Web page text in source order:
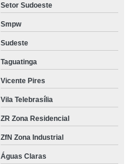
Setor Sudoeste
Smpw
Sudeste
Taguatinga
Vicente Pires
Vila Telebrasília
ZR Zona Residencial
ZfN Zona Industrial
Águas Claras